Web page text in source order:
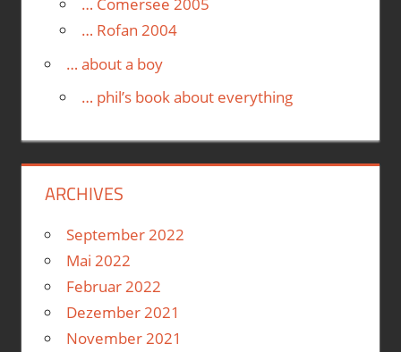
… Comersee 2005
… Rofan 2004
… about a boy
… phil’s book about everything
ARCHIVES
September 2022
Mai 2022
Februar 2022
Dezember 2021
November 2021